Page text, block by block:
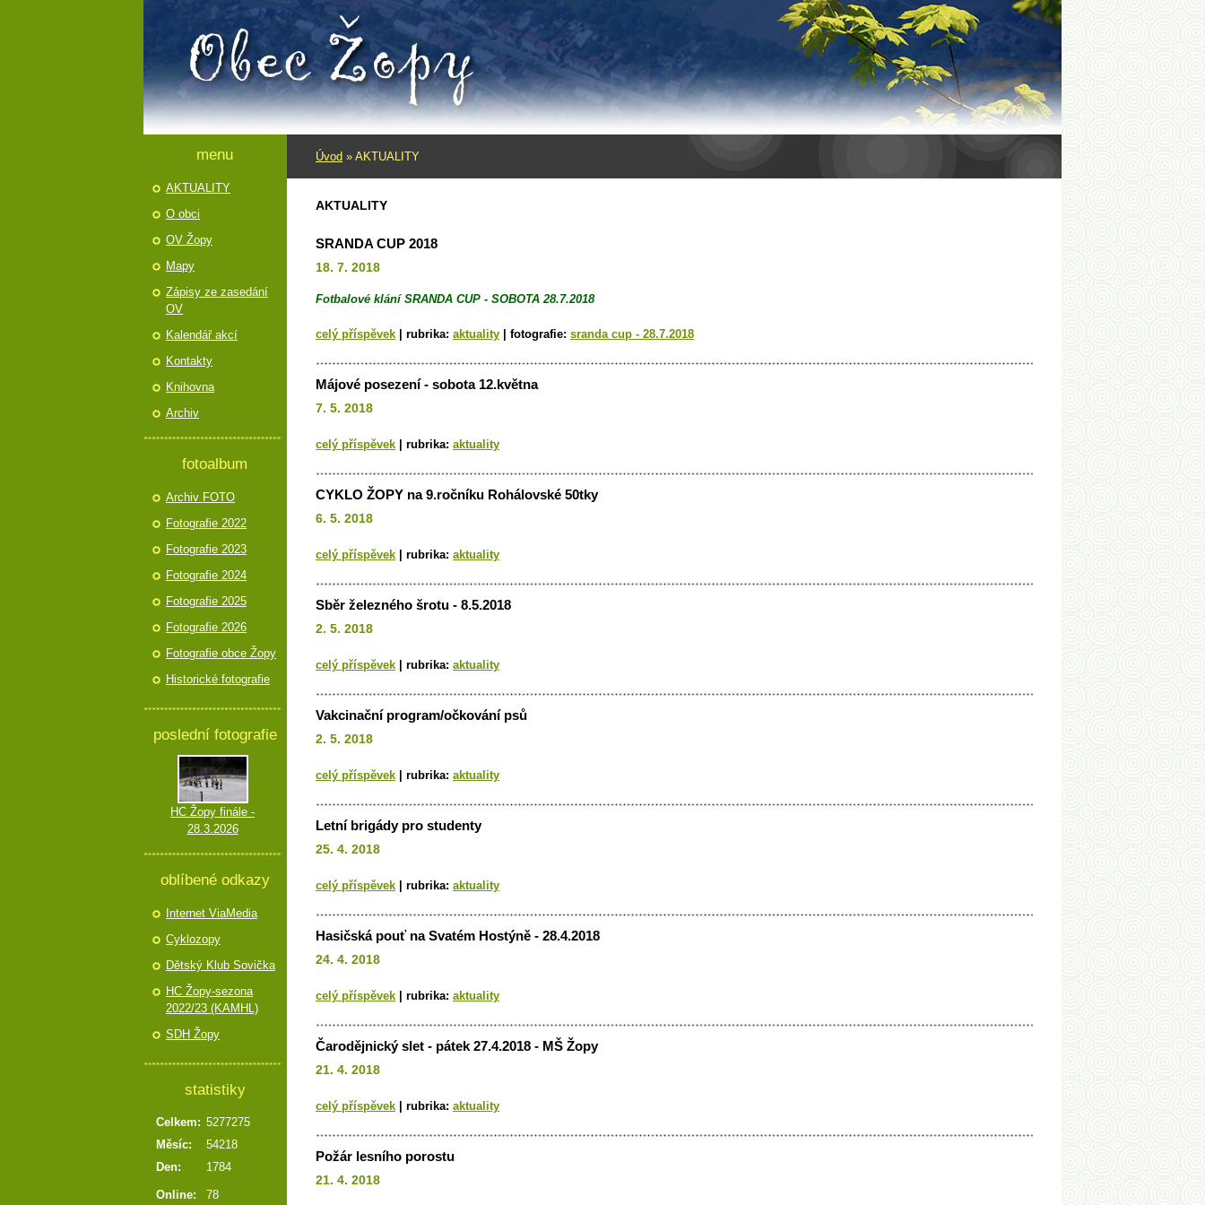
Úvod » AKTUALITY
AKTUALITY
SRANDA CUP 2018
18. 7. 2018
Fotbalové klání SRANDA CUP - SOBOTA 28.7.2018
celý příspěvek rubrika: aktuality fotografie: sranda cup - 28.7.2018
Májové posezení - sobota 12.května
7. 5. 2018
celý příspěvek rubrika: aktuality
CYKLO ŽOPY na 9.ročníku Rohálovské 50tky
6. 5. 2018
celý příspěvek rubrika: aktuality
Sběr železného šrotu - 8.5.2018
2. 5. 2018
celý příspěvek rubrika: aktuality
Vakcinační program/očkování psů
2. 5. 2018
celý příspěvek rubrika: aktuality
Letní brigády pro studenty
25. 4. 2018
celý příspěvek rubrika: aktuality
Hasičská pouť na Svatém Hostýně - 28.4.2018
24. 4. 2018
celý příspěvek rubrika: aktuality
Čarodějnický slet - pátek 27.4.2018 - MŠ Žopy
21. 4. 2018
celý příspěvek rubrika: aktuality
Požár lesního porostu
21. 4. 2018
menu
AKTUALITY
O obci
OV Žopy
Mapy
Zápisy ze zasedání
OV
Kalendář akcí
Kontakty
Knihovna
Archiv
fotoalbum
Archiv FOTO
Fotografie 2022
Fotografie 2023
Fotografie 2024
Fotografie 2025
Fotografie 2026
Fotografie obce Žopy
Historické fotografie
poslední fotografie
HC Žopy finále -
28.3.2026
oblíbené odkazy
Internet ViaMedia
Cyklozopy
Dětský Klub Sovička
HC Žopy-sezona
2022/23 (KAMHL)
SDH Žopy
statistiky
Online: 78
Celkem: 5277275
Měsíc:
54218
Den:
1784